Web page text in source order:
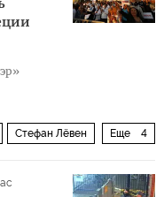
Еще 4
Стефан Лёвен